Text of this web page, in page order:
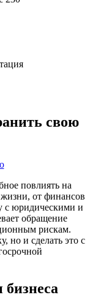
свою
повлиять на
от финансов
с юридическими и
обращение
рискам.
но и сделать это с